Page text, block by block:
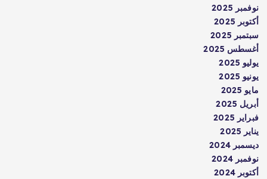
نوفمبر 2025
أكتوبر 2025
سبتمبر 2025
أغسطس 2025
يوليو 2025
يونيو 2025
مايو 2025
أبريل 2025
فبراير 2025
يناير 2025
ديسمبر 2024
نوفمبر 2024
أكتوبر 2024